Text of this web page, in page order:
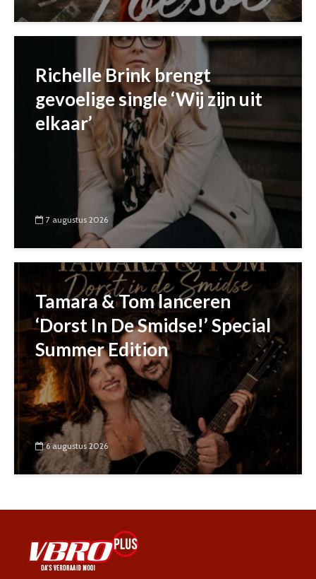
Richelle Brink brengt
gevoelige single ‘Wij zijn uit
elkaar’
7 augustus 2026
Tamara & Tom lanceren
‘Dorst In De Smidse!’ Special
Summer Edition
6 augustus 2026